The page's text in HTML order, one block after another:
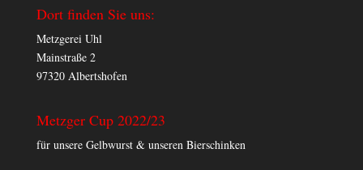
Dort finden Sie uns:
Metzgerei Uhl
Mainstraße 2
97320 Albertshofen
Metzger Cup 2022/23
für unsere Gelbwurst & unseren Bierschinken